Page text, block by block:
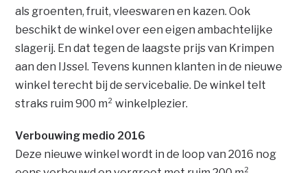
als groenten, fruit, vleeswaren en kazen. Ook
beschikt de winkel over een eigen ambachtelijke
slagerij. En dat tegen de laagste prijs van Krimpen
aan den IJssel. Tevens kunnen klanten in de nieuwe
winkel terecht bij de servicebalie. De winkel telt
straks ruim 900 m² winkelplezier.
Verbouwing medio 2016
Deze nieuwe winkel wordt in de loop van 2016 nog